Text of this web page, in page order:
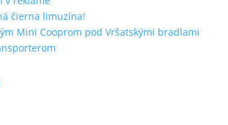
čierna limuzína!
Mini Cooprom pod Vršatskými bradlami